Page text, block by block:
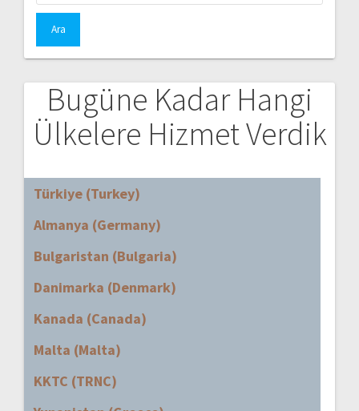
Bugüne Kadar Hangi
Ülkelere Hizmet Verdik
Türkiye (Turkey)
Almanya (Germany)
Bulgaristan (Bulgaria)
Danimarka (Denmark)
Kanada (Canada)
Malta (Malta)
KKTC (TRNC)